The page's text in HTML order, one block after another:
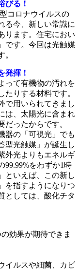
びる！
コロナウイルスの
る今、新しい常識に
ります。住宅におい
です。今回は光触媒
。
発揮！
って有機物の汚れを
りする材料です。
で用いられてきまし
は、太陽光に含まれ
ったからです。
器の「可視光」でも
型光触媒」が誕生し
外光よりもエネルギ
99.99%をわずか1時
といえば、この新し
を指すようになりつ
としては、酸化チタ
効果が期待できま
イルスや細菌、カビ